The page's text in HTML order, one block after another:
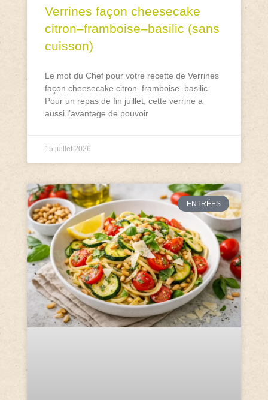
Verrines façon cheesecake
citron–framboise–basilic (sans
cuisson)
Le mot du Chef pour votre recette de Verrines
façon cheesecake citron–framboise–basilic
Pour un repas de fin juillet, cette verrine a
aussi l’avantage de pouvoir
15 juillet 2026
ENTRÉES